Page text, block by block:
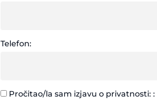
Telefon:
Pročitao/la sam izjavu o privatnosti: :